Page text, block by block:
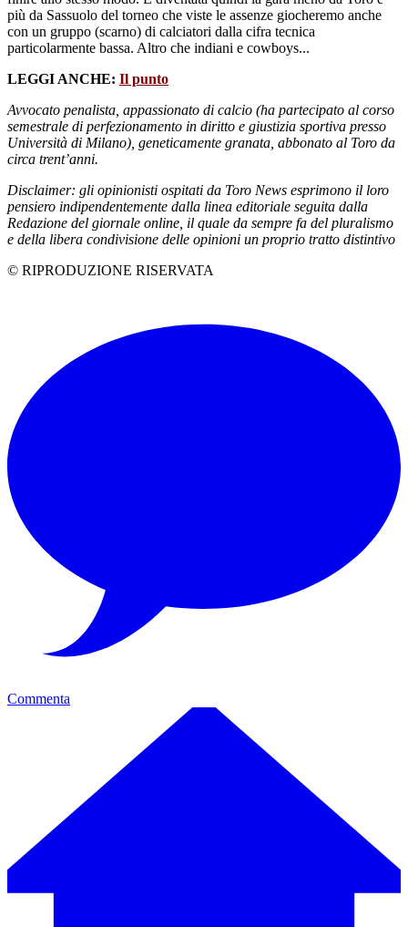
più da Sassuolo del torneo che viste le assenze giocheremo anche
con un gruppo (scarno) di calciatori dalla cifra tecnica
particolarmente bassa. Altro che indiani e cowboys...
LEGGI ANCHE: Il punto
Avvocato penalista, appassionato di calcio (ha partecipato al corso
semestrale di perfezionamento in diritto e giustizia sportiva presso
Università di Milano), geneticamente granata, abbonato al Toro da
circa trent’anni.
Disclaimer: gli opinionisti ospitati da Toro News esprimono il loro
pensiero indipendentemente dalla linea editoriale seguita dalla
Redazione del giornale online, il quale da sempre fa del pluralismo
e della libera condivisione delle opinioni un proprio tratto distintivo
© RIPRODUZIONE RISERVATA
Commenta